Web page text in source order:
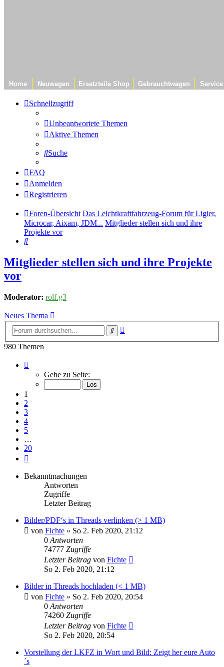
Home Neuwagen Ersatzteile Shop Gebrauchtwagen Service
Schnellzugriff
Unbeantwortete Themen
Aktive Themen
Suche
FAQ
Anmelden
Registrieren
Foren-Übersicht Das Leichtkraftfahrzeug-Forum für Ligier,
Microcar, Aixam, JDM... Mitglieder stellen sich und ihre
Projekte vor
Suche
Mitglieder stellen sich und ihre Projekte
vor
Moderator: rolf.g3
Neues Thema
Suche
980 Themen
von
Gehe zu Seite:
1
2
3
4
5
…
20
Bekanntmachungen
Antworten
Zugriffe
Letzter Beitrag
Bilder/PDF‘s in Threads verlinken (> 1 MB)
von Fichte » So 2. Feb 2020, 21:12
0Antworten
74777 Zugriffe
Letzter Beitrag von Fichte
So 2. Feb 2020, 21:12
Bilder in Threads hochladen (< 1 MB)
von Fichte » So 2. Feb 2020, 20:54
0Antworten
74260 Zugriffe
Letzter Beitrag von Fichte
So 2. Feb 2020, 20:54
Vorstellung der LKFZ in Wort und Bild: Zeigt her eure Auto
´s